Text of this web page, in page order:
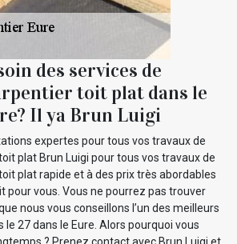
des services de
toit plat dans le
Il ya Brun Luigi
expertes pour tous vos travaux de
plat Brun Luigi pour tous vos travaux de
plat rapide et à des prix très abordables
pour vous. Vous ne pourrez pas trouver
nous vous conseillons l’un des meilleurs
le 27 dans le Eure. Alors pourquoi vous